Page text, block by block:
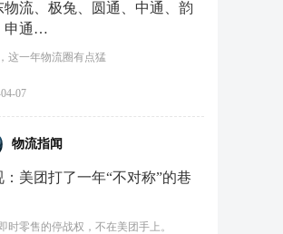
物流、极兔、圆通、中通、韵
申通…
这一年物流圈有点猛
07
物流指闻
：美团打了一年“不对称”的巷
时零售的停战权，不在美团手上。